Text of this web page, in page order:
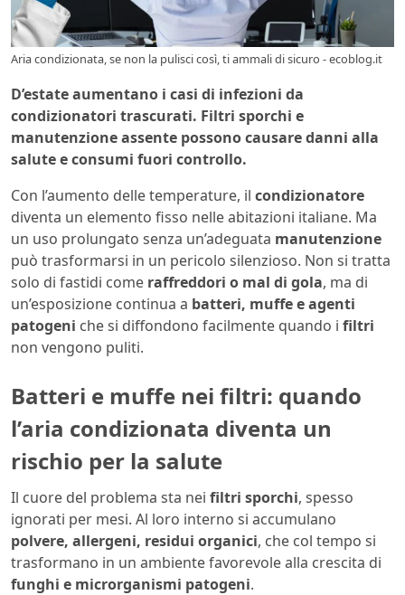
Aria condizionata, se non la pulisci così, ti ammali di sicuro - ecoblog.it
D’estate aumentano i casi di infezioni da
condizionatori trascurati. Filtri sporchi e
manutenzione assente possono causare danni alla
salute e consumi fuori controllo.
Con l’aumento delle temperature, il condizionatore
diventa un elemento fisso nelle abitazioni italiane. Ma
un uso prolungato senza un’adeguata manutenzione
può trasformarsi in un pericolo silenzioso. Non si tratta
solo di fastidi come raffreddori o mal di gola, ma di
un’esposizione continua a batteri, muffe e agenti
patogeni che si diffondono facilmente quando i filtri
non vengono puliti.
Batteri e muffe nei filtri: quando
l’aria condizionata diventa un
rischio per la salute
Il cuore del problema sta nei filtri sporchi, spesso
ignorati per mesi. Al loro interno si accumulano
polvere, allergeni, residui organici, che col tempo si
trasformano in un ambiente favorevole alla crescita di
funghi e microrganismi patogeni.